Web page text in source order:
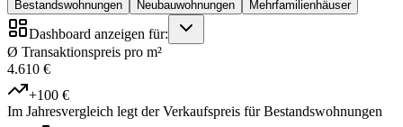
Bestandswohnungen Neubauwohnungen Mehrfamilienhäuser
Dashboard anzeigen für:
Ø Transaktionspreis pro m²
4.610 €
+100 €
Im Jahresvergleich legt der Verkaufspreis für Bestandswohnungen